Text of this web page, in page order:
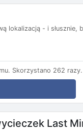
lokalizacją - i słusznie,
Skorzystano 262 razy.
Last